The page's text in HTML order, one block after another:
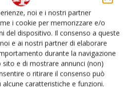
noi e i nostri partner
i cookie per memorizzare e/o
del dispositivo. Il consenso a queste
e ai nostri partner di elaborare
durante la navigazione
e di mostrare annunci (non)
o ritirare il consenso può
caratteristiche e funzioni.
Extra Supermercati tra localismo e
ortofrutta in Italia al 27 luglio